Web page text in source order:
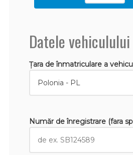
Datele vehiculului
Țara de înmatriculare a
Număr de înregistrare (fara